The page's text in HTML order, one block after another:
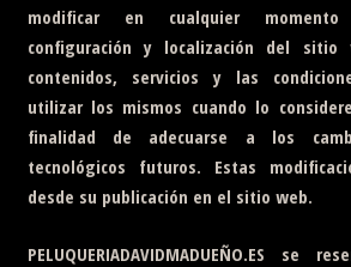
modificar en cualquier
configuración y localización del
contenidos, servicios y las
utilizar los mismos cuando lo
finalidad de adecuarse a los
tecnológicos futuros. Estas
desde su publicación en el sitio web.
PELUQUERIADAVIDMADUEÑO.ES se